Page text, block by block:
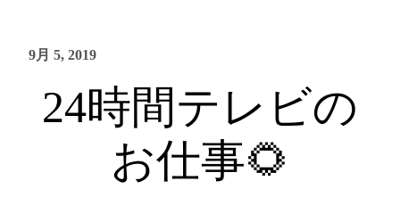
9月 5, 2019
24時間テレビの
お仕事🌻